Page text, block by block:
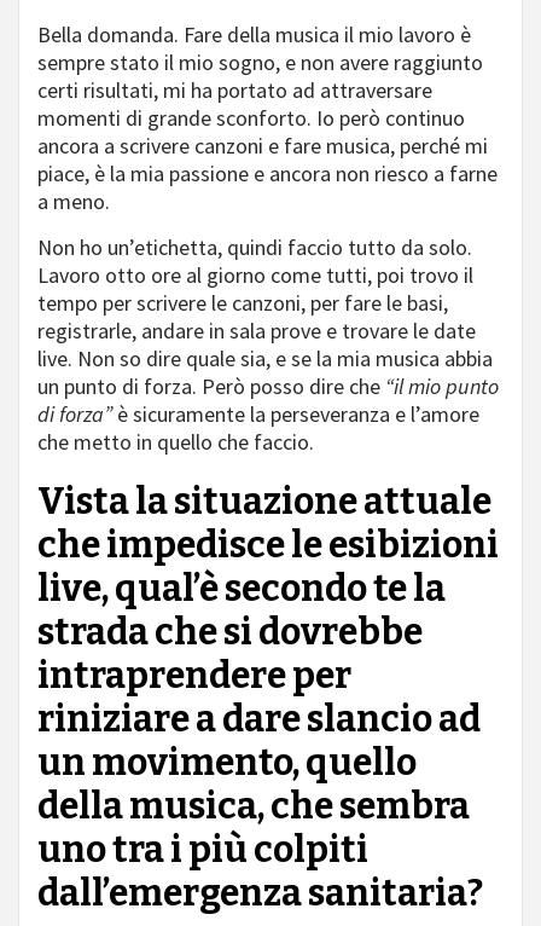
Bella domanda. Fare della musica il mio lavoro è
sempre stato il mio sogno, e non avere raggiunto
certi risultati, mi ha portato ad attraversare
momenti di grande sconforto. Io però continuo
ancora a scrivere canzoni e fare musica, perché mi
piace, è la mia passione e ancora non riesco a farne
a meno.
Non ho un’etichetta, quindi faccio tutto da solo.
Lavoro otto ore al giorno come tutti, poi trovo il
tempo per scrivere le canzoni, per fare le basi,
registrarle, andare in sala prove e trovare le date
live. Non so dire quale sia, e se la mia musica abbia
un punto di forza. Però posso dire che “il mio punto
di forza”è sicuramente la perseveranza e l’amore
che metto in quello che faccio.
Vista la situazione attuale
che impedisce le esibizioni
live, qual’è secondo te la
strada che si dovrebbe
intraprendere per
riniziare a dare slancio ad
un movimento, quello
della musica, che sembra
uno tra i più colpiti
dall’emergenza sanitaria?